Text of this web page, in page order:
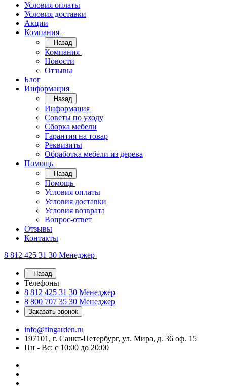
Условия оплаты
Условия доставки
Акции
Компания
Назад
Компания
Новости
Отзывы
Блог
Информация
Назад
Информация
Советы по уходу
Сборка мебели
Гарантия на товар
Реквизиты
Обработка мебели из дерева
Помощь
Назад
Помощь
Условия оплаты
Условия доставки
Условия возврата
Вопрос-ответ
Отзывы
Контакты
8 812 425 31 30 Менеджер
Назад
Телефоны
8 812 425 31 30 Менеджер
8 800 707 35 30 Менеджер
Заказать звонок
info@fingarden.ru
197101, г. Санкт-Петербург, ул. Мира, д. 36 оф. 15
Пн - Вс: с 10:00 до 20:00